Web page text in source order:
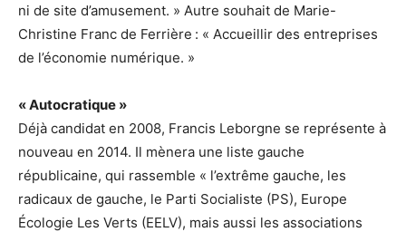
ni de site d’amusement. » Autre souhait de Marie-
Christine Franc de Ferrière : « Accueillir des entreprises
de l’économie numérique. »
« Autocratique »
Déjà candidat en 2008, Francis Leborgne se représente à
nouveau en 2014. Il mènera une liste gauche
républicaine, qui rassemble « l’extrême gauche, les
radicaux de gauche, le Parti Socialiste (PS), Europe
Écologie Les Verts (EELV), mais aussi les associations